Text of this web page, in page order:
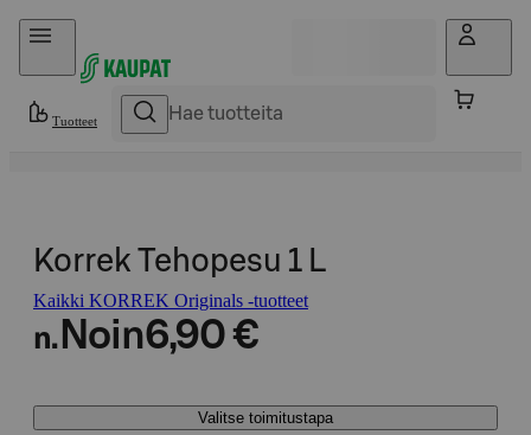
Hyppää sisältöön
Tuotteet
Korrek Tehopesu 1 L
Kaikki KORREK Originals -tuotteet
n. Noin6,90 €
Valitse toimitustapa